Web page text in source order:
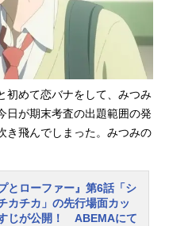
を読み込むと、キャラク
に撮影ができます。第4話
カツカツ」あらすじ演劇
ると強引な兼近先輩は、
劇部への勧誘を断ったと
いることにつけ込んで、
してくれるようお願いす
みつみに見せたのは、志
過去の映像で……。スタ
ン総作画監督：梅下麻奈
：藤崎真吾、ヨイドレ、
川県珠洲市にて、ARイベ
めて恋バナをして、みつみ
日が期末考査の出題範囲の発
き飛んでしまった。みつみの
とローファー』第6話「シ
カチカ」の先行場面カッ
じが公開！ ABEMAにて